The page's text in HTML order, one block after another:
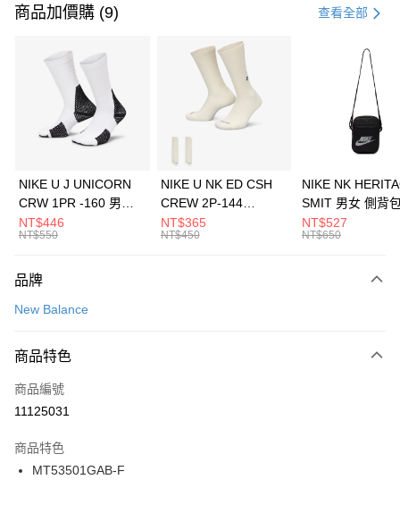
信用卡一次付款
3 期 0 利率 每期 21家銀行
合作金庫商業銀行
第一商業銀行
華南商業銀行
彰化商業銀行
上海商業儲蓄銀行
元大商業銀行
台灣樂天信用卡公司
Apple Pay
全盈+PAY
AFTEE先享後付
【關於「AFTEE先享後付」】
便利好安心！
３．安心：先確認商品／服務後，再付款。
【「AFTEE先享後付」結帳流程】
１．於結帳方式選擇「AFTEE先享後付」後，將跳轉至「AFTEE先享後付」
２．訂單成立數日內，您將收到繳費通知簡訊。
３．收到繳費通知簡訊後14天內，點擊此簡訊中的連結，可透過四大超商／
ATM／網路銀行／等多元方式進行付款，方視為交易完成。
運送方式
每筆NT$100，滿NT$1,500(含以上)免運費
宅配
每筆NT$100，滿NT$1,500(含以上)免運費
付款後門市自取
每筆NT$100，滿NT$1,500(含以上)免運費
商品加價購 (9) 查看全部
NIKE U J UNICORN
CRW 1PR -160 男女
中統襪 FZ3393100
NT$446
NT$550
NIKE U NK ED CSH
CREW 2P-144
EMBRDY 男女 短統襪
FZ3073133
NT$365
NT$450
NIKE NK
SMIT 男女 側背
BA5871010
NT$527
NT$650
品牌
New Balance
商品特色
商品編號
11125031
商品特色
MT53501GAB-F